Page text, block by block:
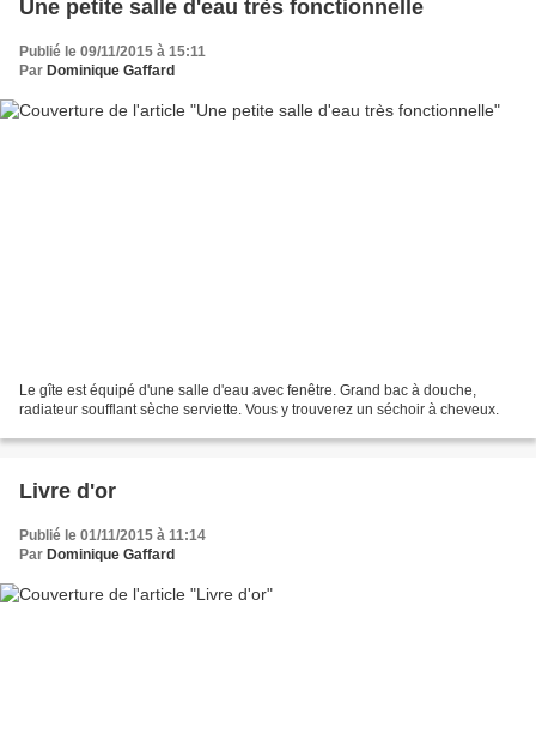
Une petite salle d'eau très fonctionnelle
Publié le 09/11/2015 à 15:11
Par Dominique Gaffard
Le gîte est équipé d'une salle d'eau avec fenêtre. Grand bac à douche,
radiateur soufflant sèche serviette. Vous y trouverez un séchoir à cheveux.
Livre d'or
Publié le 01/11/2015 à 11:14
Par Dominique Gaffard